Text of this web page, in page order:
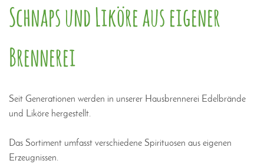
Schnaps und Liköre aus eigener
Brennerei
Seit Generationen werden in unserer Hausbrennerei Edelbrände
und Liköre hergestellt.
Das Sortiment umfasst verschiedene Spirituosen aus eigenen
Erzeugnissen.